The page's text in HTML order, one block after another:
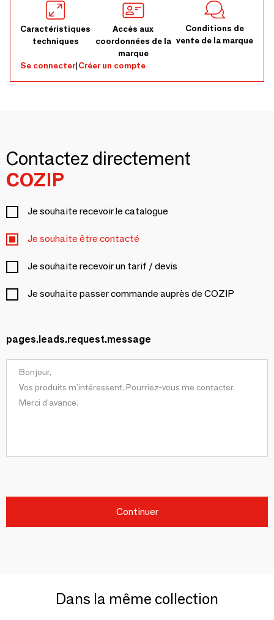
Caractéristiques
techniques
Accès aux
coordonnées de la
marque
Conditions de
vente de la marque
Se connecter|Créer un compte
Contactez directement
COZIP
Je souhaite recevoir le catalogue
Je souhaite être contacté
Je souhaite recevoir un tarif / devis
Je souhaite passer commande auprès de COZIP
pages.leads.request.message
Continuer
Dans la même collection